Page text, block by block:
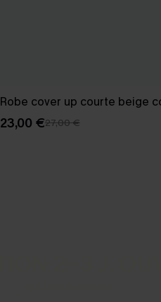
Robe cover up courte beige
23,00 €27,00 €